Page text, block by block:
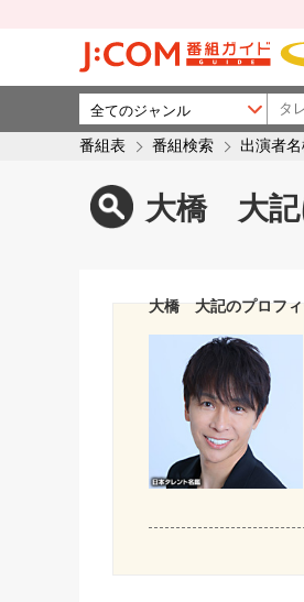
番組表 番組検索 出演者
大橋 大記
大橋 大記のプロフ